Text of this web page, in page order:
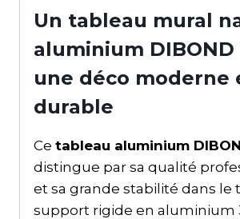
Un tableau mural
aluminium
une déco moderne
durable
Ce tableau aluminium
distingue par sa qualité
et sa grande stabilité dans le
support rigide en aluminium